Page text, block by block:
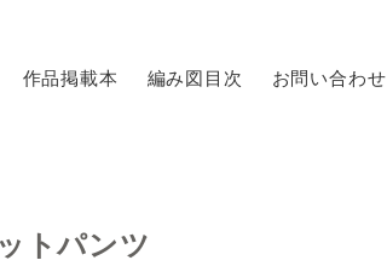
作品掲載本 編み図目次 お問い合わせ
トパンツ